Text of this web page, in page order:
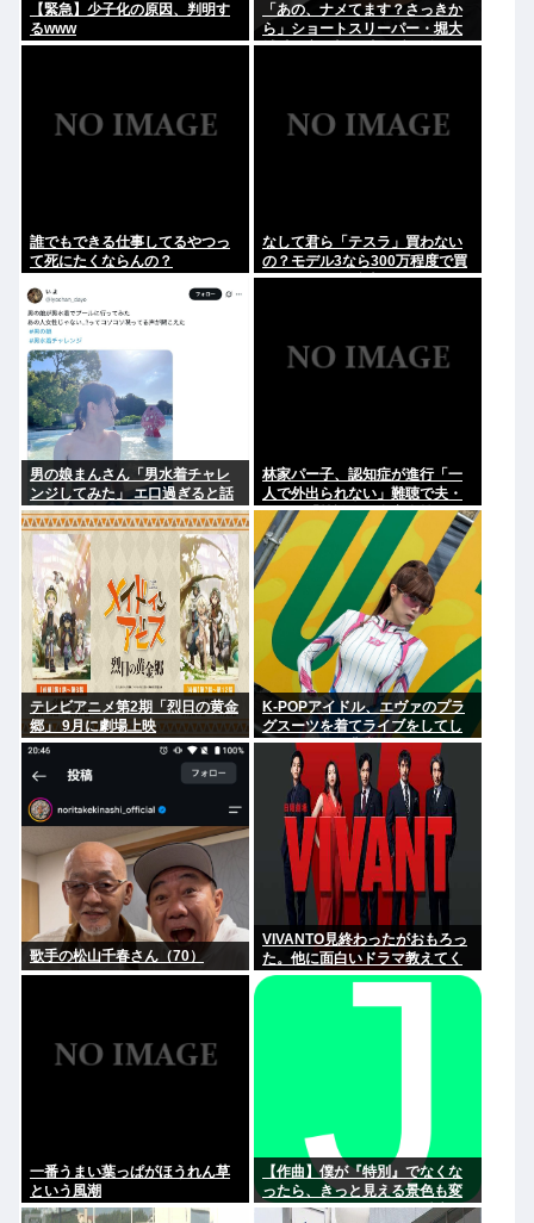
【緊急】少子化の原因、判明す
るwww
「あの、ナメてます？さっきか
ら」ショートスリーパー・堀大
輔氏が高須幹弥氏にブチギレ
誰でもできる仕事してるやつっ
て死にたくならんの？
なして君ら「テスラ」買わない
の？モデル3なら300万程度で買
える.コスパ最強車がここにある
男の娘まんさん「男水着チャレ
ンジしてみた」 エ口過ぎると話
題に
林家パー子、認知症が進行「一
人で外出られない」難聴で夫・
ペーと「筆談」…自宅全焼から
約1年
テレビアニメ第2期「烈日の黄金
郷」 9月に劇場上映
K-POPアイドル、エヴァのプラ
グスーツを着てライブをしてし
まう…これは非常にえちち
歌手の松山千春さん（70）
VIVANTO見終わったがおもろっ
た。他に面白いドラマ教えてく
れ
一番うまい葉っぱがほうれん草
という風潮
【作曲】僕が『特別』でなくな
ったら、きっと見える景色も変
わってしまう。⋯だから曖昧で